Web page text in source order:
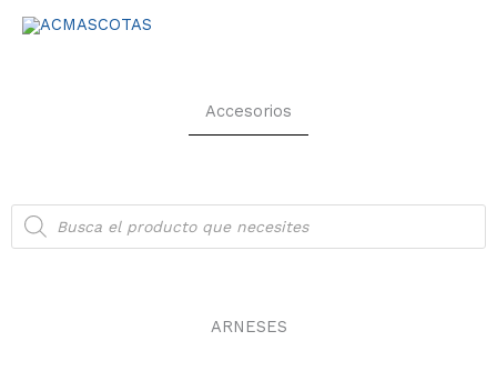
Accesorios
Búsqueda
de
productos
ARNESES